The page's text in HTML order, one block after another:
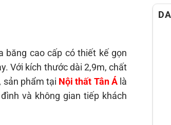
băng cao cấp có thiết kế gọn
Với kích thước dài 2,9m, chất
sản phẩm tại Nội thất Tân Álà
và không gian tiếp khách